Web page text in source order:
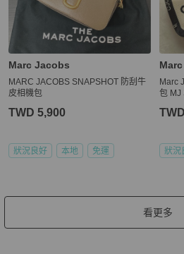
Marc Jacobs
MARC JACOBS SNAPSHOT 防刮牛
皮相機包
TWD 5,900
狀況良好 本地 免運
Marc
包 MJ
狀況
看更多